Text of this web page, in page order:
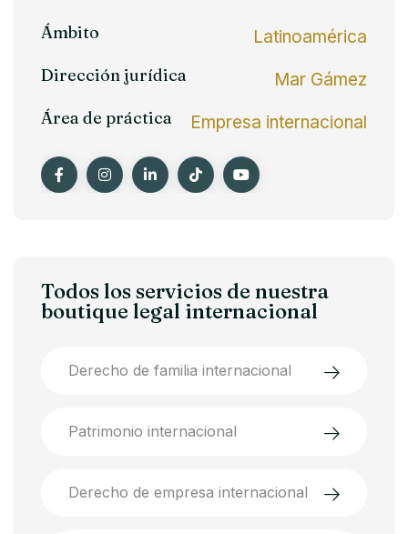
Ámbito
Latinoamérica
Dirección jurídica
Mar Gámez
Área de práctica
Empresa internacional
Todos los servicios de nuestra
boutique legal internacional
Derecho de familia internacional
Patrimonio internacional
Derecho de empresa internacional